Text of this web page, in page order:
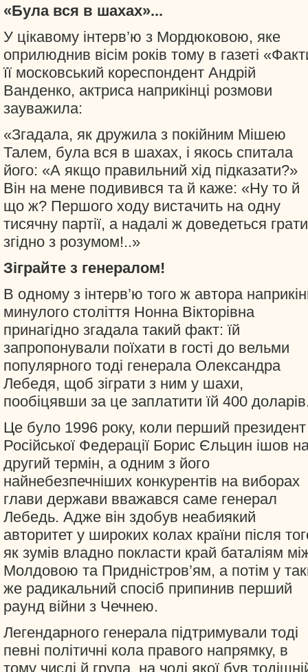
«Була вся в шахах»...
У цікавому інтерв’ю з Мордюковою, яке
оприлюднив вісім років тому в газеті
її московський кореспондент Андрій
Ванденко, актриса наприкінці розмови
зауважила:
«Згадала, як дружила з покійним Мішею
Талем, була вся в шахах, і якось спитала
його: «А якщо правильний хід підказати?»
Він на мене подивився та й каже: «Ну то й
що ж? Першого ходу вистачить на одну
тисячну партії, а надалі ж доведеться грати
згідно з розумом!..»
Зіграйте з генералом!
В одному з інтерв’ю того ж автора
минулого століття Нонна Вікторівна
принагідно згадала такий факт: їй
запропонували поїхати в гості до вельми
популярного тоді генерала Олександра
Лебедя, щоб зіграти з ним у шахи,
пообіцявши за це заплатити їй 400
Це було 1996 року, коли перший президент
Російської Федерації Борис Єльцин ішов
другий термін, а одним з його
найнебезпечніших конкурентів на виборах
глави держави вважався саме генерал
Лебедь. Адже він здобув неабиякий
авторитет у широких колах країни після
як зумів владно покласти край баталіям
Молдовою та Придністров’ям, а потім у
же радикальний спосіб припинив перший
раунд війни з Чечнею.
Легендарного генерала підтримували тоді
певні політичні кола правого напрямку, в
тому числі й група, на чолі якої був